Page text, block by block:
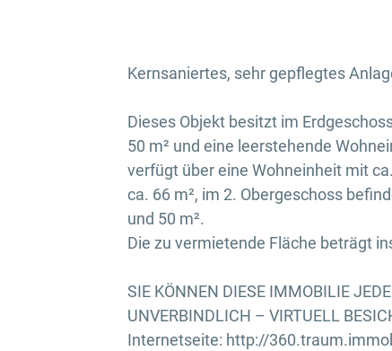
Kernsaniertes, sehr gepflegtes
Dieses Objekt besitzt im
50 m² und eine leerstehende
verfügt über eine Wohneinheit mit
ca. 66 m², im 2. Obergeschoss
und 50 m².
Die zu vermietende Fläche beträgt
SIE KÖNNEN DIESE IMMOBILIE
UNVERBINDLICH – VIRTUELL
Internetseite: http://